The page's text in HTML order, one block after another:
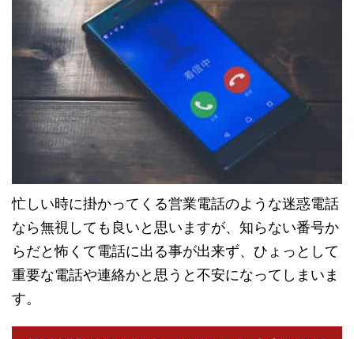
忙しい時に掛かってくる営業電話のような迷惑電話
なら無視しても良いと思いますが、知らない番号か
らだと怖くて電話に出る事が出来ず、ひょっとして
重要な電話や連絡かと思うと不安になってしまいま
す。